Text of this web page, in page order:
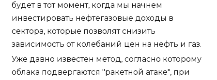
будет в тот момент, когда мы начнем
инвестировать нефтегазовые доходы в
сектора, которые позволят снизить
зависимость от колебаний цен на нефть и газ.
Уже давно известен метод, согласно которому
облака подвергаются "ракетной атаке", при